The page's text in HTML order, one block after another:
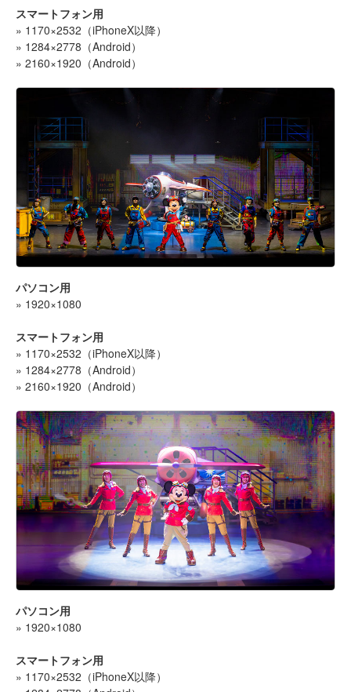
スマートフォン用
» 1170×2532（iPhoneX以降）
» 1284×2778（Android）
» 2160×1920（Android）
パソコン用
» 1920×1080
スマートフォン用
» 1170×2532（iPhoneX以降）
» 1284×2778（Android）
» 2160×1920（Android）
パソコン用
» 1920×1080
スマートフォン用
» 1170×2532（iPhoneX以降）